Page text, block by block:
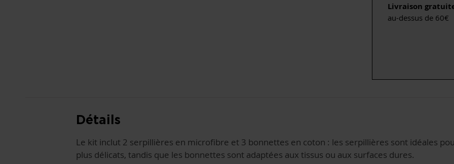
Livraison
au-dessus de 60€
Détails
Le kit inclut 2 serpillières en microfibre et 3 bonnettes en coton : les serpillières sont idéales
plus délicats, tandis que les bonnettes sont adaptées aux tissus ou aux surfaces dures.